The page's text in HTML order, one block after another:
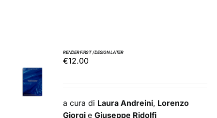
AL
CARRELLO
/
RENDER FIRST / DESIGN LATER
€12.00
a cura di Laura Andreini, Lorenzo
GiorgieGiuseppe Ridolfi